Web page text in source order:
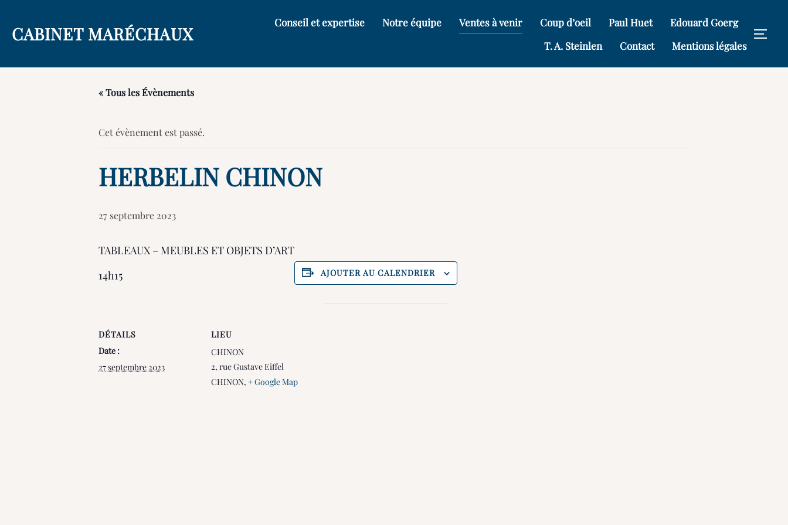
contenu
CABINET MARÉCHAUX
Conseil et expertise Notre équipe Ventes à venir Coup d’oeil Paul Huet
Edouard Goerg
T. A. Steinlen
Contact Mentions légales
« Tous les Évènements
Cet évènement est passé.
HERBELIN CHINON
27 septembre 2023
TABLEAUX – MEUBLES ET OBJETS D’ART
14h15
AJOUTER AU CALENDRIER
DÉTAILS
Date :
27 septembre 2023
LIEU
CHINON
2, rue Gustave Eiffel
CHINON, + Google Map